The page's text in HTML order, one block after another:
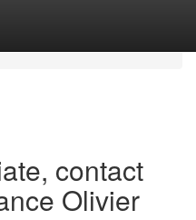
contact
Olivier